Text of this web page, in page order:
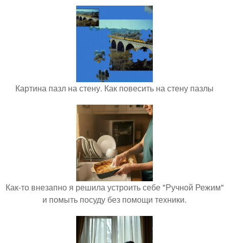
Картина пазл на стену. Как повесить на стену пазлы
Как-то внезапно я решила устроить себе "Ручной Режим"
и помыть посуду без помощи техники.